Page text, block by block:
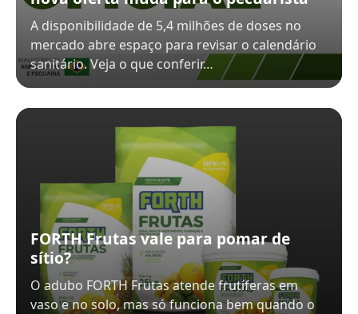
A disponibilidade de 5,4 milhões de doses no
mercado abre espaço para revisar o calendário
sanitário. Veja o que conferir…
FORTH Frutas vale para pomar de
sítio?
O adubo FORTH Frutas atende frutíferas em
vaso e no solo, mas só funciona bem quando o